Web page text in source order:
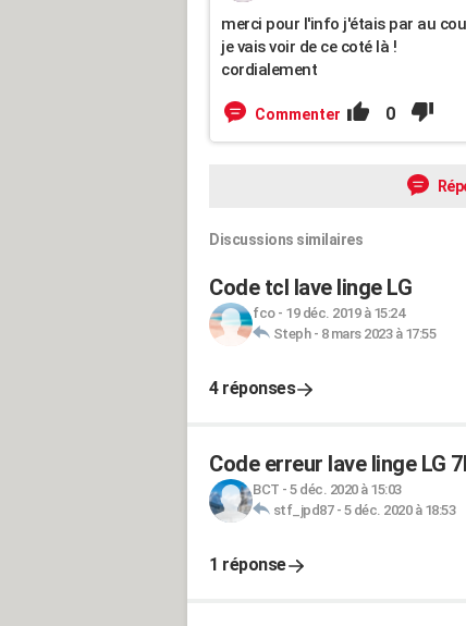
merci pour l'info j'étais par au
je vais voir de ce coté là !
cordialement
Commenter 0
Discussions similaires
Code tcl lave linge LG
fco- 19 déc. 2019 à 15:24
Steph- 8 mars 2023 à 17:55
4 réponses
Code erreur lave linge LG
BCT - 5 déc. 2020 à 15:03
stf_jpd87- 5 déc. 2020 à 18:53
1 réponse